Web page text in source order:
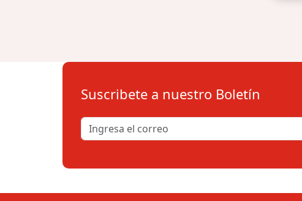
Suscribete a nuestro Boletín